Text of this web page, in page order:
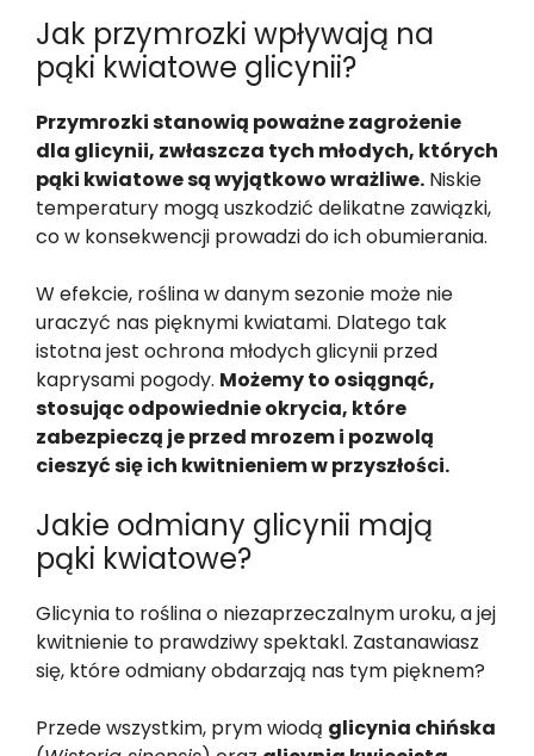
Jak przymrozki wpływają na
pąki kwiatowe glicynii?
Przymrozki stanowią poważne zagrożenie
dla glicynii, zwłaszcza tych młodych, których
pąki kwiatowe są wyjątkowo wrażliwe. Niskie
temperatury mogą uszkodzić delikatne zawiązki,
co w konsekwencji prowadzi do ich obumierania.
W efekcie, roślina w danym sezonie może nie
uraczyć nas pięknymi kwiatami. Dlatego tak
istotna jest ochrona młodych glicynii przed
kaprysami pogody. Możemy to osiągnąć,
stosując odpowiednie okrycia, które
zabezpieczą je przed mrozem i pozwolą
cieszyć się ich kwitnieniem w przyszłości.
Jakie odmiany glicynii mają
pąki kwiatowe?
Glicynia to roślina o niezaprzeczalnym uroku, a jej
kwitnienie to prawdziwy spektakl. Zastanawiasz
się, które odmiany obdarzają nas tym pięknem?
Przede wszystkim, prym wiodą glicynia chińska